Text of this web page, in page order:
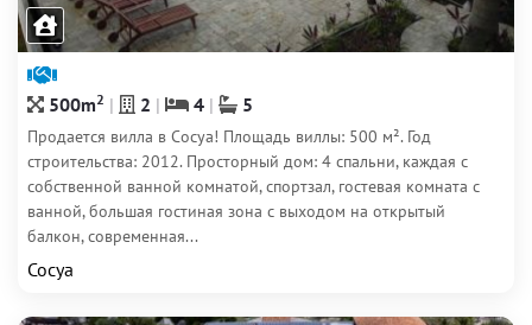
500m2 2 4 5
Продается вилла в Сосуа! Площадь виллы: 500 м². Год
строительства: 2012. Просторный дом: 4 спальни, каждая с
собственной ванной комнатой, спортзал, гостевая комната с
ванной, большая гостиная зона с выходом на открытый
балкон, современная...
Сосуа